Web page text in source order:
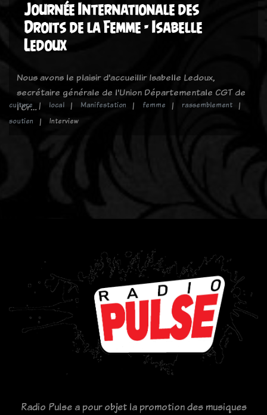
Journée Internationale des
Droits de la Femme - Isabelle
Ledoux
Nous avons le plaisir d'accueillir Isabelle Ledoux,
secrétaire générale de l'Union Départementale CGT de
l'Or…
culture local Manifestation femme
rassemblement
soutien
Interview
Radio Pulse a pour objet la promotion des musiques